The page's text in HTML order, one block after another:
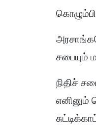
சபையும்
நிதிச்
எனினும்